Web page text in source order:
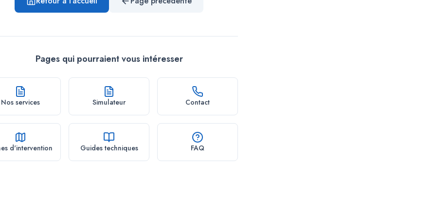
Pages qui pourraient vous intéresser
Nos services Simulateur Contact
d'intervention Guides techniques FAQ